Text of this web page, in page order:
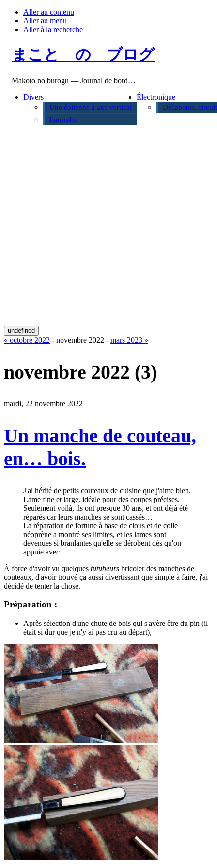
Aller au contenu
Aller au menu
Aller à la recherche
まこと の ブログ
Makoto no burogu — Journal de bord…
Divers
Une éolienne à axe vertical
Lumiplot
Électronique
Décapotes,
undefined
« octobre 2022 - novembre 2022 - mars 2023 »
novembre 2022 (3)
mardi, 22 novembre 2022
Un manche de couteau,
en… bois.
J'ai hérité de petits couteaux de cuisine que j'aime bien.
Lame fine et large, idéale pour des coupes précises.
Seulement voilà, ils ont presque 30 ans, et ont déjà été
réparés car leurs manches se sont cassés…
La réparation de fortune à base de clous et de colle
néoprène a montré ses limites, et les lames sont
devenues si branlantes qu'elle se dérobent dés qu'on
appuie avec.
À force d'avoir vu quelques tutubeurs bricoler des manches de
couteaux, d'avoir trouvé ça aussi divertissant que simple à faire, j'ai
décidé de tenter la chose.
Préparation :
Après sélection d'une chute de bois qui s'avère être du pin (il
était si dur que je n'y ai pas cru au départ),